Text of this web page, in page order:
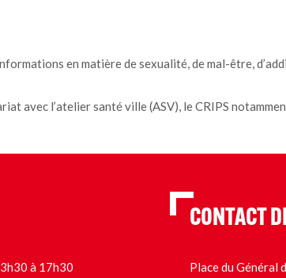
en matière de sexualité, de mal-être,
avec l’atelier santé ville (ASV), le CRIPS
à 17h30
CONTACT
Place du Général